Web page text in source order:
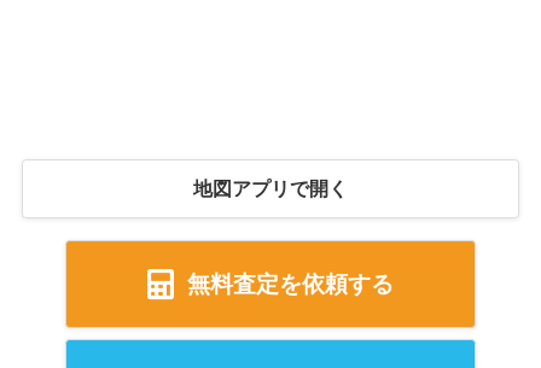
地図アプリで開く
無料査定を依頼する